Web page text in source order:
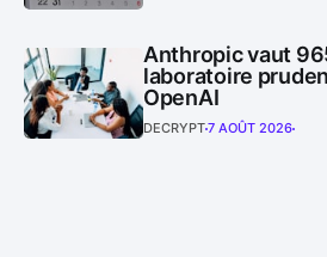
Anthropic vaut
laboratoire
OpenAI
DECRYPT7 AOÛT 2026